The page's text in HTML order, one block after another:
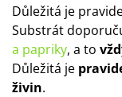
Důležitá je
Substrát
a papriky, a to
Důležitá je
živin.